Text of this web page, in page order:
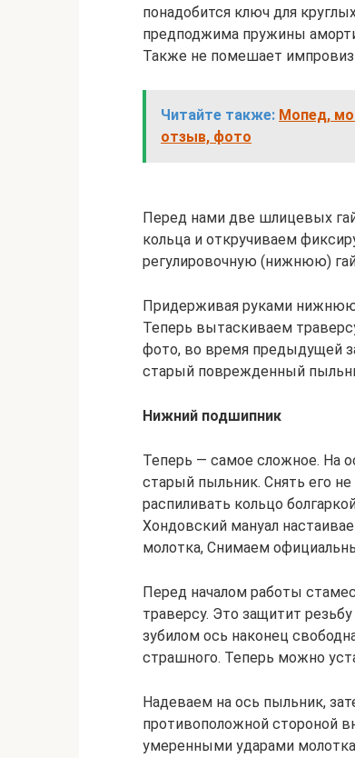
понадобится ключ для
предподжима пружины
Также не помешает
Читайте также: Мопед,
отзыв, фото
Перед нами две шлицевых
кольца и откручиваем
регулировочную (нижнюю)
Придерживая руками
Теперь вытаскиваем
фото, во время предыдущей
старый поврежденный
Нижний подшипник
Теперь — самое сложное. На
старый пыльник. Снять его
распиливать кольцо
Хондовский мануал
молотка, Снимаем
Перед началом работы
траверсу. Это защитит
зубилом ось наконец
страшного. Теперь можно
Надеваем на ось пыльник,
противоположной стороной
умеренными ударами молотка